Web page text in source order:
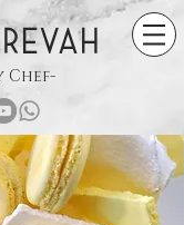
Chef-